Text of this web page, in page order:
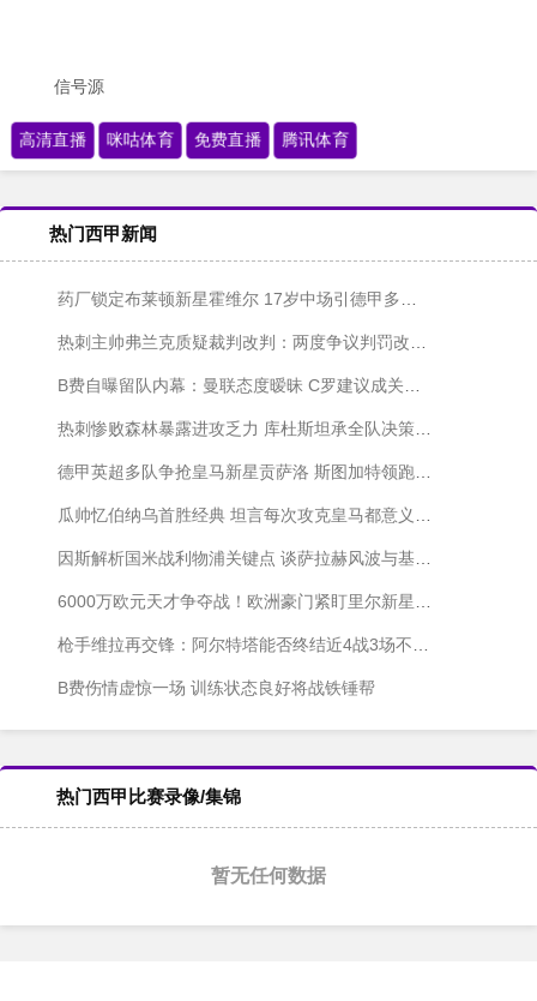
信号源
高清直播 咪咕体育 免费直播 腾讯体育
热门西甲新闻
药厂锁定布莱顿新星霍维尔 17岁中场引德甲多队争夺
热刺主帅弗兰克质疑裁判改判：两度争议判罚改变比赛走势
B费自曝留队内幕：曼联态度暧昧 C罗建议成关键因素
热刺惨败森林暴露进攻乏力 库杜斯坦承全队决策仓促
德甲英超多队争抢皇马新星贡萨洛 斯图加特领跑冬窗争夺战
瓜帅忆伯纳乌首胜经典 坦言每次攻克皇马都意义非凡
因斯解析国米战利物浦关键点 谈萨拉赫风波与基耶萨之谜
6000万欧元天才争夺战！欧洲豪门紧盯里尔新星布阿迪
枪手维拉再交锋：阿尔特塔能否终结近4战3场不胜尴尬？
B费伤情虚惊一场 训练状态良好将战铁锤帮
热门西甲比赛录像/集锦
暂无任何数据